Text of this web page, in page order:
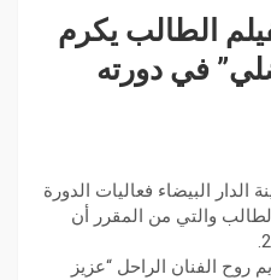
الطالب يكرم
في دورته
البيضاء فعاليات الدورة
والتي من المقرر أن
روح الفنان الراحل “عزيز